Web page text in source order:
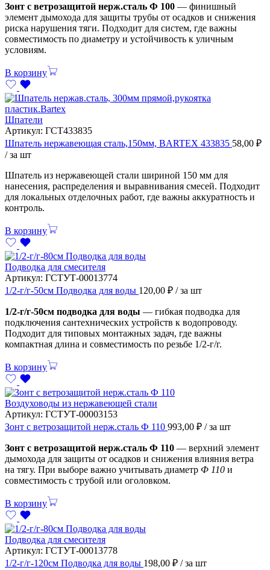
Зонт с ветрозащитой нерж.сталь Ф 100 — финишный
элемент дымохода для защиты трубы от осадков и снижения
риска нарушения тяги. Подходит для систем, где важны
совместимость по диаметру и устойчивость к уличным
условиям.
В корзину
Шпатели
Артикул: ГСТ433835
Шпатель нержавеющая сталь,150мм, BARTEX 433835 58,00 ₽
/ за шт
Шпатель из нержавеющей стали шириной 150 мм для
нанесения, распределения и выравнивания смесей. Подходит
для локальных отделочных работ, где важны аккуратность и
контроль.
В корзину
Подводка для смесителя
Артикул: ГСТУТ-00013774
1/2-г/г-50см Подводка для воды 120,00 ₽ / за шт
1/2-г/г-50см подводка для воды — гибкая подводка для
подключения сантехнических устройств к водопроводу.
Подходит для типовых монтажных задач, где важны
компактная длина и совместимость по резьбе 1/2-г/г.
В корзину
Воздуховоды из нержавеющей стали
Артикул: ГСТУТ-00003153
Зонт с ветрозащитой нерж.сталь Ф 110 993,00 ₽ / за шт
Зонт с ветрозащитой нерж.сталь Ф 110 — верхний элемент
дымохода для защиты от осадков и снижения влияния ветра
на тягу. При выборе важно учитывать диаметр Ф 110 и
совместимость с трубой или оголовком.
В корзину
Подводка для смесителя
Артикул: ГСТУТ-00013778
1/2-г/г-120см Подводка для воды 198,00 ₽ / за шт